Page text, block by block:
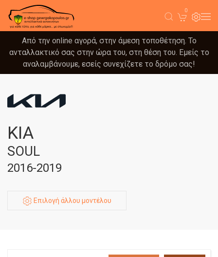
0
Από την online αγορά, στην άμεση τοποθέτηση. Το
ανταλλακτικό σας στην ώρα του, στη θέση του. Εμείς το
αναλαμβάνουμε, εσείς συνεχίζετε το δρόμο σας!
KIA
SOUL
2016-2019
Επιλογή άλλου μοντέλου